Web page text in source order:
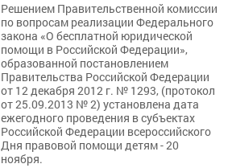
Решением Правительственной комиссии
по вопросам реализации Федерального
закона «О бесплатной юридической
помощи в Российской Федерации»,
образованной постановлением
Правительства Российской Федерации
от 12 декабря 2012 г. № 1293, (протокол
от 25.09.2013 № 2) установлена дата
ежегодного проведения в субъектах
Российской Федерации всероссийского
Дня правовой помощи детям - 20
ноября.